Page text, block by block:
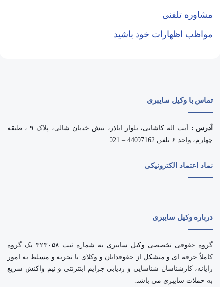
مشاوره تلفنی
مواظب اظهارات خود باشید
تماس با وکیل سایبری
آدرس :
آیت اله کاشانی، بلوار اباذر، نبش خیابان شالی، پلاک ۹ ، طبقه
چهارم، واحد ۶ تلفن 44097162 – 021
نماد اعتماد الکترونیکی
درباره وکیل سایبری
گروه حقوقی تخصصی وکیل سایبری به شماره ثبت ۳۲۳۰۵۸ یک گروه
کاملاً حرفه ای و متشکل از حقوقدانان و وکلای با تجربه و مسلط به امور
رایانه، کارشناسان شناسایی و ردیابی جرایم اینترنتی و تیم واکنش سریع
به حملات سایبری می باشد.